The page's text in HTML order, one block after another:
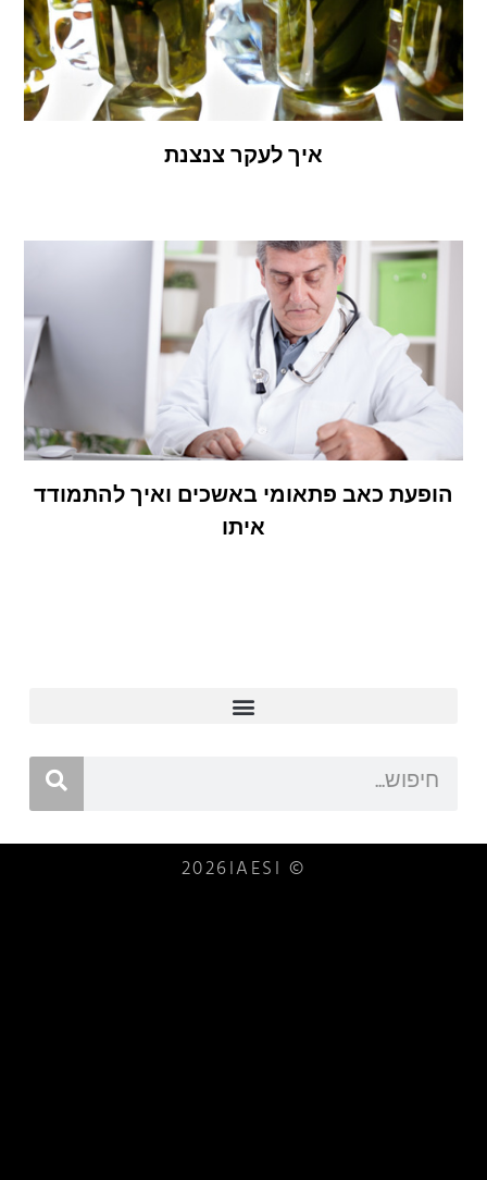
איך לעקר צנצנת
הופעת כאב פתאומי באשכים ואיך להתמודד
איתו
© 2026IAESI